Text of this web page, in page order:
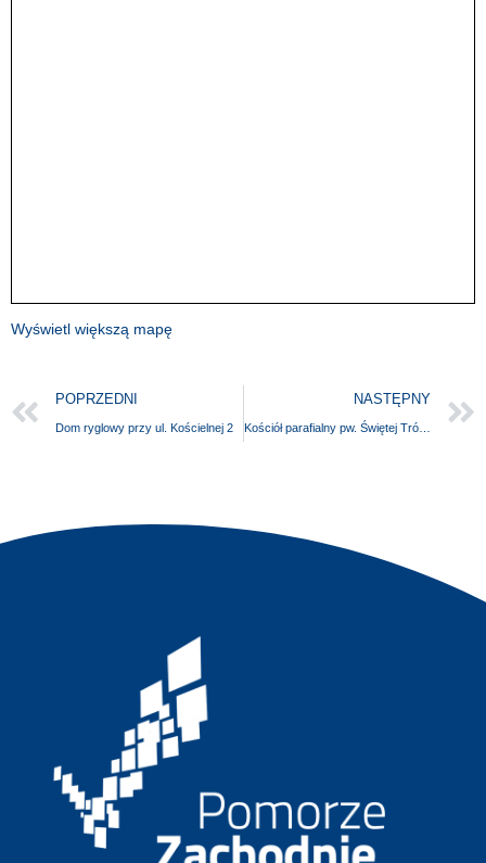
Wyświetl większą mapę
POPRZEDNI
Dom ryglowy przy ul. Kościelnej 2
NASTĘPNY
Kościół parafialny pw. Świętej Trójcy w Świerznie